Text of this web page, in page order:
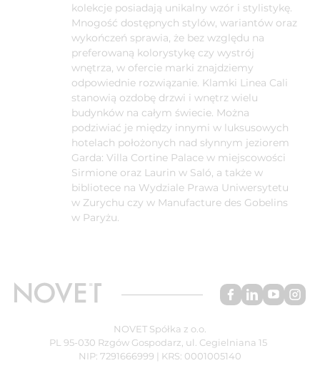
kolekcje posiadają unikalny wzór i stylistykę.
Mnogość dostępnych stylów, wariantów oraz
wykończeń sprawia, że bez względu na
preferowaną kolorystykę czy wystrój
wnętrza, w ofercie marki znajdziemy
odpowiednie rozwiązanie. Klamki Linea Cali
stanowią ozdobę drzwi i wnętrz wielu
budynków na całym świecie. Można
podziwiać je między innymi w luksusowych
hotelach położonych nad słynnym jeziorem
Garda: Villa Cortine Palace w miejscowości
Sirmione oraz Laurin w Saló, a także w
bibliotece na Wydziale Prawa Uniwersytetu
w Zurychu czy w Manufacture des Gobelins
w Paryżu.
NOVET Spółka z o.o.
PL 95-030 Rzgów Gospodarz, ul. Cegielniana 15
NIP: 7291666999 | KRS: 0001005140